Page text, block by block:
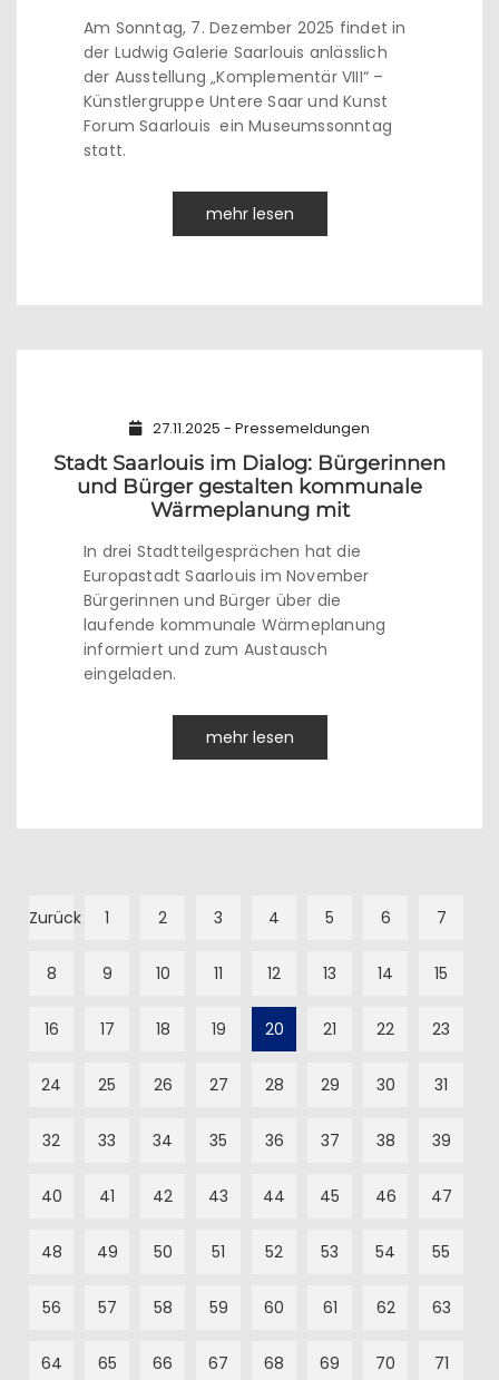
Am Sonntag, 7. Dezember 2025 findet in
der Ludwig Galerie Saarlouis anlässlich
der Ausstellung „Komplementär VIII“ –
Künstlergruppe Untere Saar und Kunst
Forum Saarlouis ein Museumssonntag
statt.
mehr lesen
27.11.2025 - Pressemeldungen
Stadt Saarlouis im Dialog: Bürgerinnen
und Bürger gestalten kommunale
Wärmeplanung mit
In drei Stadtteilgesprächen hat die
Europastadt Saarlouis im November
Bürgerinnen und Bürger über die
laufende kommunale Wärmeplanung
informiert und zum Austausch
eingeladen.
mehr lesen
Zurück 1 2 3 4 5 6 7
8 9 10 11 12 13 14 15
16 17 18 19 20 21 22 23
24 25 26 27 28 29 30 31
32 33 34 35 36 37 38 39
40 41 42 43 44 45 46 47
48 49 50 51 52 53 54 55
56 57 58 59 60 61 62 63
64 65 66 67 68 69 70 71